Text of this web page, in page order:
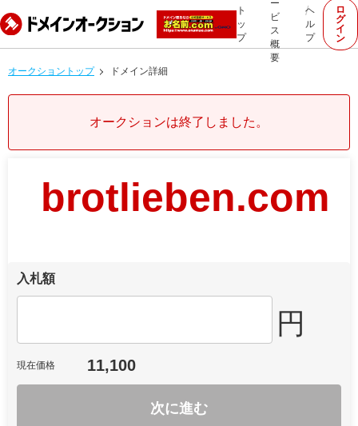
ト
ッ
プ
ー
ビ
ス
概
要
ヘ
ル
プ
ロ
グ
イ
ン
オークショントップ ドメイン詳細
オークションは終了しました。
brotlieben.com
入札額
円
現在価格 11,100
次に進む